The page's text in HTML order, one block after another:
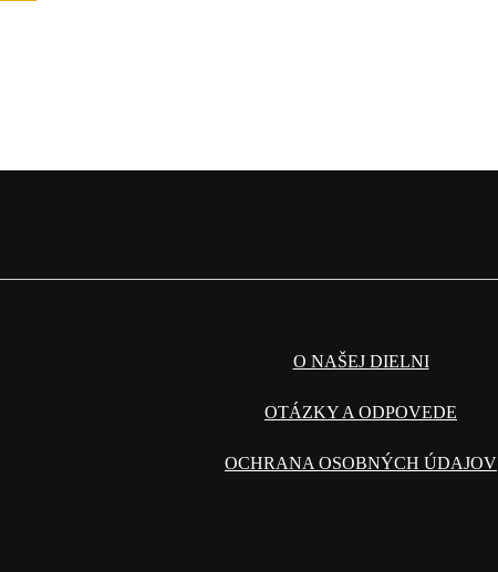
O NAŠEJ DIELNI
OTÁZKY A ODPOVEDE
OCHRANA OSOBNÝCH ÚDAJOV